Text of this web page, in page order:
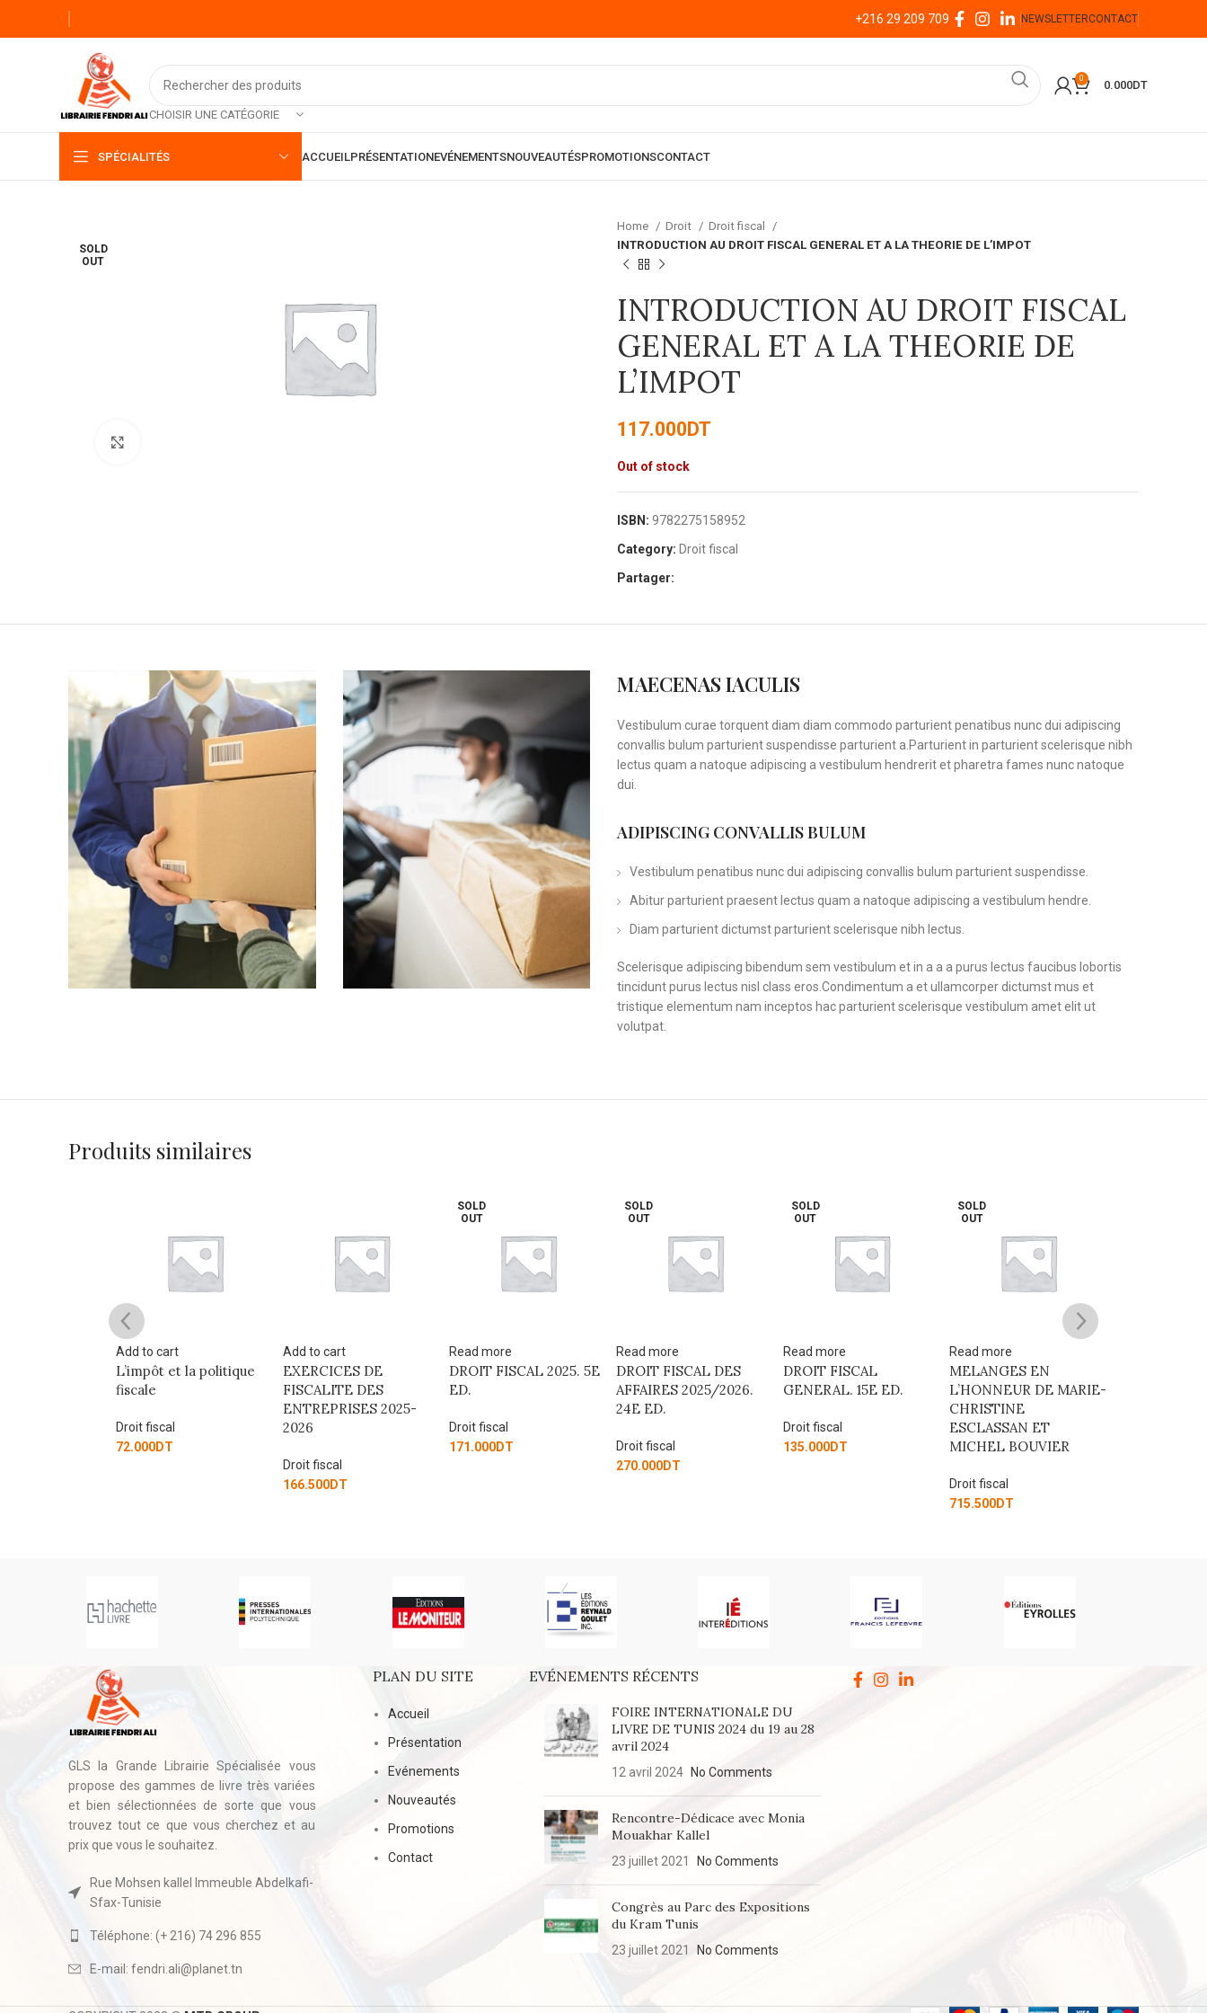
+216 29 209 709 NEWSLETTERCONTACT
CHOISIR UNE CATÉGORIE
0
0.000DT
SPÉCIALITÉS ACCUEILPRÉSENTATIONEVÉNEMENTSNOUVEAUTÉSPROMOTIONSCONTACT
SOLD
OUT
Home Droit
Droit fiscal
INTRODUCTION AU DROIT FISCAL GENERAL ET A LA THEORIE DE L’IMPOT
INTRODUCTION AU DROIT FISCAL
GENERAL ET A LA THEORIE DE
L’IMPOT
117.000DT
Out of stock
ISBN: 9782275158952
Category: Droit fiscal
Partager:
MAECENAS IACULIS
Vestibulum curae torquent diam diam commodo parturient penatibus nunc dui adipiscing
convallis bulum parturient suspendisse parturient a.Parturient in parturient scelerisque nibh
lectus quam a natoque adipiscing a vestibulum hendrerit et pharetra fames nunc natoque
dui.
ADIPISCING CONVALLIS BULUM
Vestibulum penatibus nunc dui adipiscing convallis bulum parturient suspendisse.
Abitur parturient praesent lectus quam a natoque adipiscing a vestibulum hendre.
Diam parturient dictumst parturient scelerisque nibh lectus.
Scelerisque adipiscing bibendum sem vestibulum et in a a a purus lectus faucibus lobortis
tincidunt purus lectus nisl class eros.Condimentum a et ullamcorper dictumst mus et
tristique elementum nam inceptos hac parturient scelerisque vestibulum amet elit ut
volutpat.
Produits similaires
Add to cart
L’impôt et la politique
fiscale
Droit fiscal
72.000DT
Add to cart
EXERCICES DE
FISCALITE DES
ENTREPRISES 2025-
2026
Droit fiscal
166.500DT
SOLD
OUT
Read more
DROIT FISCAL 2025. 5E
ED.
Droit fiscal
171.000DT
SOLD
OUT
Read more
DROIT FISCAL DES
AFFAIRES 2025/2026.
24E ED.
Droit fiscal
270.000DT
SOLD
OUT
Read more
DROIT FISCAL
GENERAL. 15E ED.
Droit fiscal
135.000DT
SOLD
OUT
Read more
MELANGES EN
L’HONNEUR DE MARIE-
CHRISTINE
ESCLASSAN ET
MICHEL BOUVIER
Droit fiscal
715.500DT
GLS la Grande Librairie Spécialisée vous
propose des gammes de livre très variées
et bien sélectionnées de sorte que vous
trouvez tout ce que vous cherchez et au
prix que vous le souhaitez.
Rue Mohsen kallel Immeuble Abdelkafi-
Sfax-Tunisie
Téléphone: (+ 216) 74 296 855
E-mail: fendri.ali@planet.tn
PLAN DU SITE
Accueil
Présentation
Evénements
Nouveautés
Promotions
Contact
EVÉNEMENTS RÉCENTS
FOIRE INTERNATIONALE DU
LIVRE DE TUNIS 2024 du 19 au 28
avril 2024
12 avril 2024 No Comments
Rencontre-Dédicace avec Monia
Mouakhar Kallel
23 juillet 2021 No Comments
Congrès au Parc des Expositions
du Kram Tunis
23 juillet 2021 No Comments